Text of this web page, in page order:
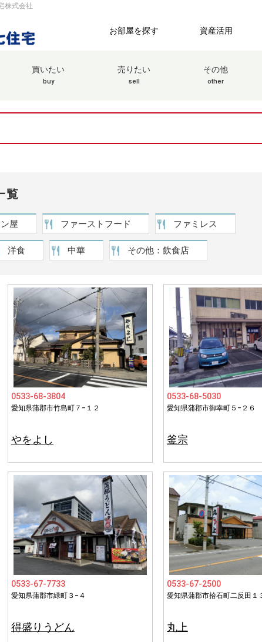
株式会社
お部屋を探す 資産活用
買いたい
buy
売りたい
sell
その他
other
覧
屋 ファーストフード ファミレス
洋食 中華 その他：飲食店
0533-68-3804
愛知県蒲郡市竹島町７−１２
やをよし
0533-68-5030
愛知県蒲郡市御幸町５−２６
釜宗
0533-67-7733
愛知県蒲郡市緑町３−４
得盛りうどん
0533-67-2500
愛知県蒲郡市拾石町二反田１
丸上